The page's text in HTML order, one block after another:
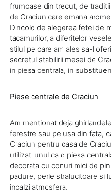
frumoase din trecut, de
de Craciun care emana
Dincolo de alegerea fetei de
tacamurilor, a diferitelor
stilul pe care am ales sa-l
secretul stabilirii mesei de
in piesa centrala, in
Piese centrale de Craciun
Am mentionat deja
ferestre sau pe usa din fata,
Craciun pentru casa de
utilizati unul ca o piesa
decorata cu conuri mici de
padure, perle stralucitoare si
incalzi atmosfera.